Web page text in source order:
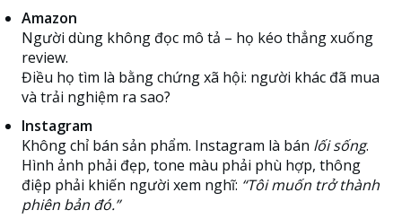
Amazon
Người dùng không đọc mô tả – họ kéo thẳng xuống
review.
Điều họ tìm là bằng chứng xã hội: người khác đã mua
và trải nghiệm ra sao?
Instagram
Không chỉ bán sản phẩm. Instagram là bán lối sống.
Hình ảnh phải đẹp, tone màu phải phù hợp, thông
điệp phải khiến người xem nghĩ: “Tôi muốn trở thành
phiên bản đó.”